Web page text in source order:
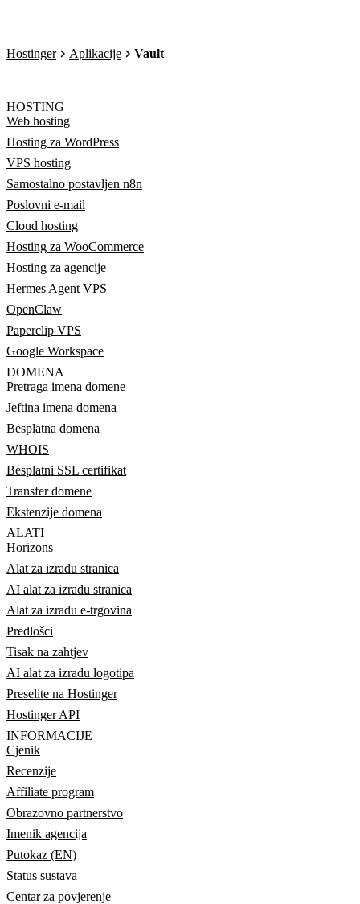
Hostinger Aplikacije Vault
HOSTING
Web hosting
Hosting za WordPress
VPS hosting
Samostalno postavljen n8n
Poslovni e-mail
Cloud hosting
Hosting za WooCommerce
Hosting za agencije
Hermes Agent VPS
OpenClaw
Paperclip VPS
Google Workspace
DOMENA
Pretraga imena domene
Jeftina imena domena
Besplatna domena
WHOIS
Besplatni SSL certifikat
Transfer domene
Ekstenzije domena
ALATI
Horizons
Alat za izradu stranica
AI alat za izradu stranica
Alat za izradu e-trgovina
Predlošci
Tisak na zahtjev
AI alat za izradu logotipa
Preselite na Hostinger
Hostinger API
INFORMACIJE
Cjenik
Recenzije
Affiliate program
Obrazovno partnerstvo
Imenik agencija
Putokaz (EN)
Status sustava
Centar za povjerenje